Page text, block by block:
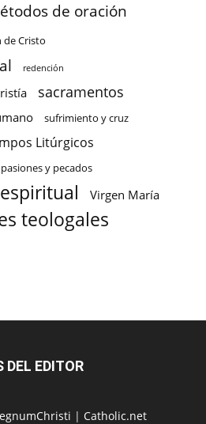
de oración
de Cristo
redención
sacramentos
sufrimiento y cruz
Litúrgicos
y pecados
Virgen María
teologales
DEL EDITOR
| Catholic.net